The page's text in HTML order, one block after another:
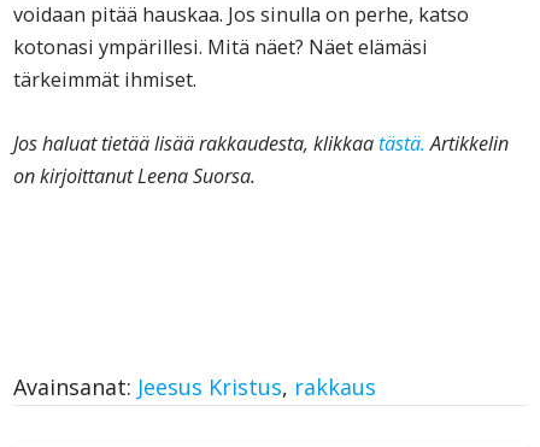
voidaan pitää hauskaa. Jos sinulla on perhe, katso
kotonasi ympärillesi. Mitä näet? Näet elämäsi
tärkeimmät ihmiset.
Jos haluat tietää lisää rakkaudesta, klikkaatästä. Artikkelin
on kirjoittanut Leena Suorsa.
Avainsanat: Jeesus Kristus, rakkaus